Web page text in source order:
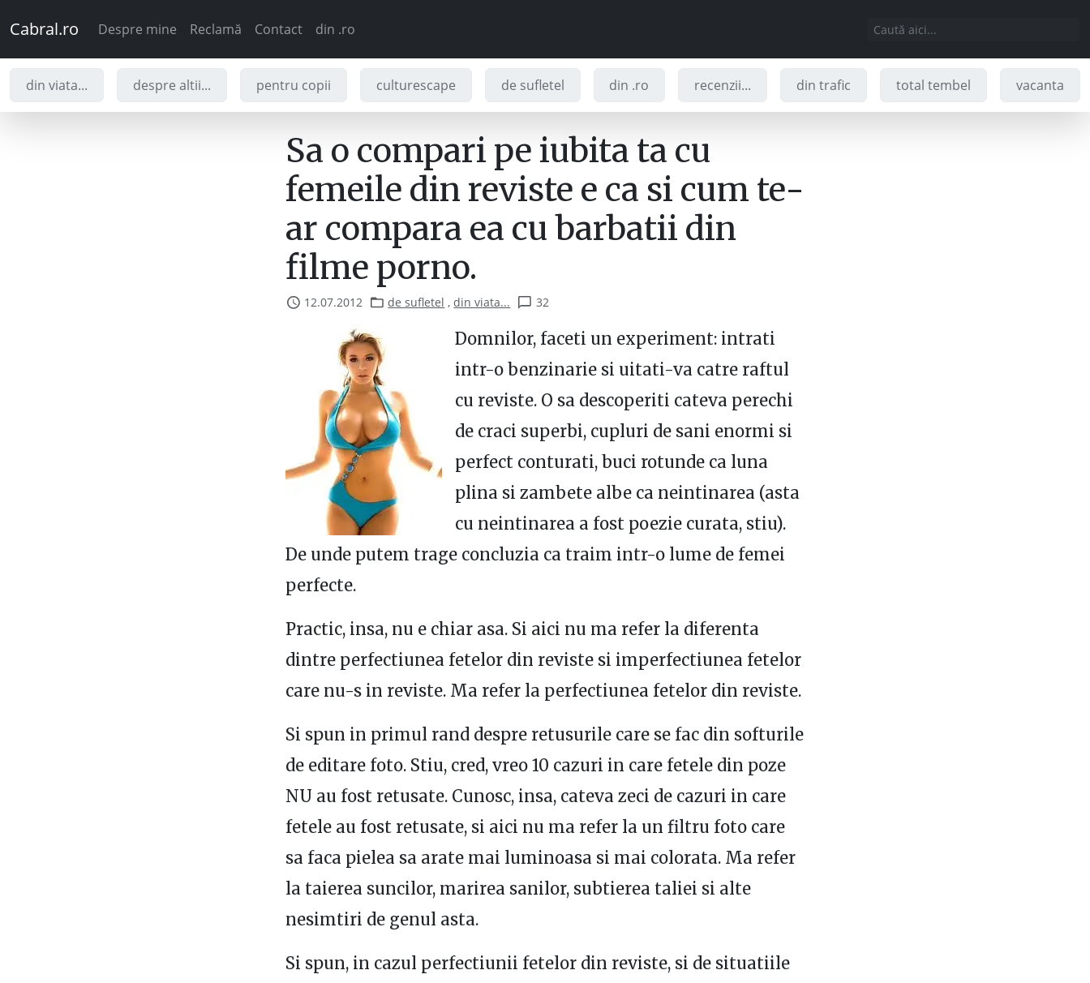
Cabral.ro Despre mine Reclamă Contact din .ro
din viata... despre altii... pentru copii culturescape de sufletel din .ro recenzii... din trafic total tembel vacanta
Sa o compari pe iubita ta cu
femeile din reviste e ca si cum te-
ar compara ea cu barbatii din
filme porno.
12.07.2012 de sufletel ,din viata... 32
Domnilor, faceti un experiment: intrati
intr-o benzinarie si uitati-va catre raftul
cu reviste. O sa descoperiti cateva perechi
de craci superbi, cupluri de sani enormi si
perfect conturati, buci rotunde ca luna
plina si zambete albe ca neintinarea (asta
cu neintinarea a fost poezie curata, stiu).
De unde putem trage concluzia ca traim intr-o lume de femei
perfecte.
Practic, insa, nu e chiar asa. Si aici nu ma refer la diferenta
dintre perfectiunea fetelor din reviste si imperfectiunea fetelor
care nu-s in reviste. Ma refer la perfectiunea fetelor din reviste.
Si spun in primul rand despre retusurile care se fac din softurile
de editare foto. Stiu, cred, vreo 10 cazuri in care fetele din poze
NU au fost retusate. Cunosc, insa, cateva zeci de cazuri in care
fetele au fost retusate, si aici nu ma refer la un filtru foto care
sa faca pielea sa arate mai luminoasa si mai colorata. Ma refer
la taierea suncilor, marirea sanilor, subtierea taliei si alte
nesimtiri de genul asta.
Si spun, in cazul perfectiunii fetelor din reviste, si de situatiile